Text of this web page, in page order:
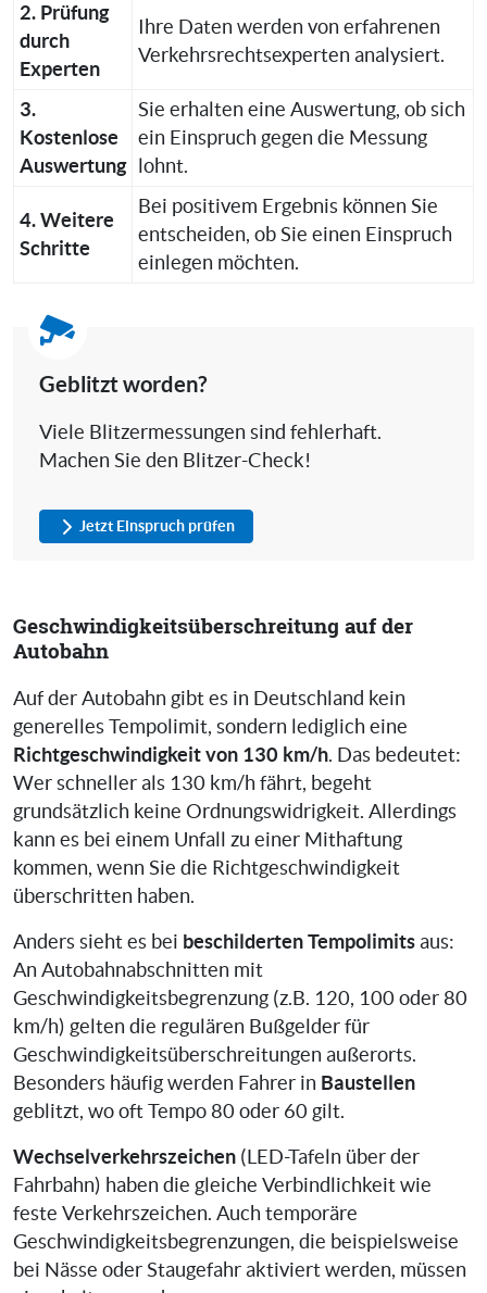
2. Prüfung
durch
Experten
Ihre Daten werden von erfahrenen
Verkehrsrechtsexperten analysiert.
3.
Kostenlose
Auswertung
Sie erhalten eine Auswertung, ob sich
ein Einspruch gegen die Messung
lohnt.
4. Weitere
Schritte
Bei positivem Ergebnis können Sie
entscheiden, ob Sie einen Einspruch
einlegen möchten.
Geblitzt worden?
Viele Blitzermessungen sind fehlerhaft.
Machen Sie den Blitzer-Check!
Jetzt Einspruch prüfen
Geschwindigkeitsüberschreitung auf der
Autobahn
Auf der Autobahn gibt es in Deutschland kein
generelles Tempolimit, sondern lediglich eine
Richtgeschwindigkeit von 130 km/h. Das bedeutet:
Wer schneller als 130 km/h fährt, begeht
grundsätzlich keine Ordnungswidrigkeit. Allerdings
kann es bei einem Unfall zu einer Mithaftung
kommen, wenn Sie die Richtgeschwindigkeit
überschritten haben.
Anders sieht es bei beschilderten Tempolimits aus:
An Autobahnabschnitten mit
Geschwindigkeitsbegrenzung (z.B. 120, 100 oder 80
km/h) gelten die regulären Bußgelder für
Geschwindigkeitsüberschreitungen außerorts.
Besonders häufig werden Fahrer in Baustellen
geblitzt, wo oft Tempo 80 oder 60 gilt.
Wechselverkehrszeichen (LED-Tafeln über der
Fahrbahn) haben die gleiche Verbindlichkeit wie
feste Verkehrszeichen. Auch temporäre
Geschwindigkeitsbegrenzungen, die beispielsweise
bei Nässe oder Staugefahr aktiviert werden, müssen